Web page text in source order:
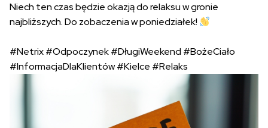
Niech ten czas będzie okazją do relaksu w gronie
najbliższych. Do zobaczenia w poniedziałek!
#Netrix#Odpoczynek#DługiWeekend #BożeCiało
#InformacjaDlaKlientów#Kielce #Relaks